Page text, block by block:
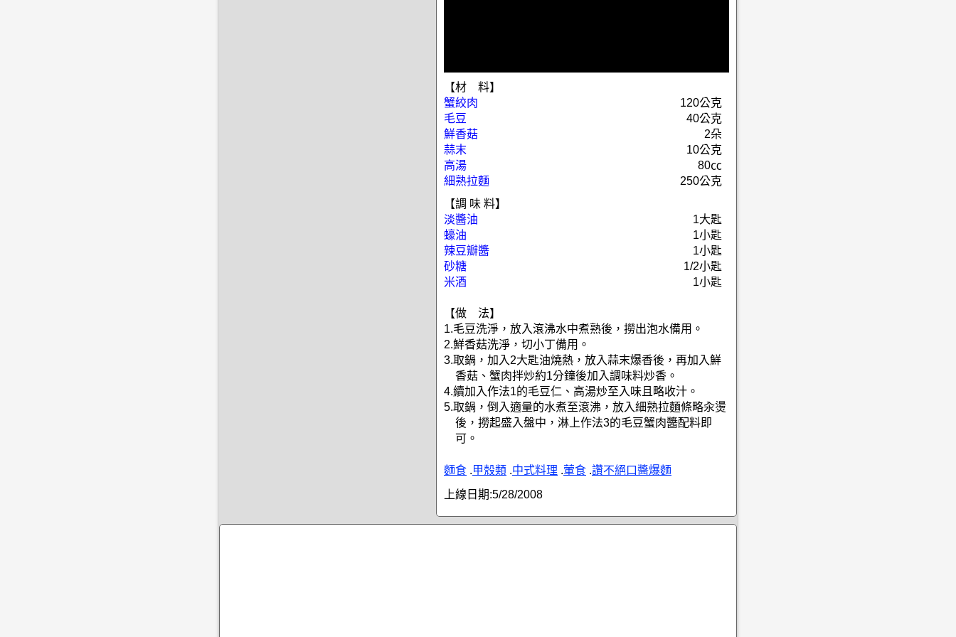
【材 料】
蟹絞肉
120公克
毛豆
40公克
鮮香菇
2朵
蒜末
10公克
高湯
80㏄
細熟拉麵
250公克
【調 味 料】
淡醬油
1大匙
蠔油
1小匙
辣豆瓣醬
1小匙
砂糖
1/2小匙
米酒
1小匙
【做 法】
1.毛豆洗淨，放入滾沸水中煮熟後，撈出泡水備用。
2.鮮香菇洗淨，切小丁備用。
3.取鍋，加入2大匙油燒熱，放入蒜末爆香後，再加入鮮
香菇、蟹肉拌炒約1分鐘後加入調味料炒香。
4.續加入作法1的毛豆仁、高湯炒至入味且略收汁。
5.取鍋，倒入適量的水煮至滾沸，放入細熟拉麵條略汆燙
後，撈起盛入盤中，淋上作法3的毛豆蟹肉醬配料即
可。
麵食 .甲殼類 .中式料理 .葷食 .讚不絕口醬爆麵
上線日期:5/28/2008